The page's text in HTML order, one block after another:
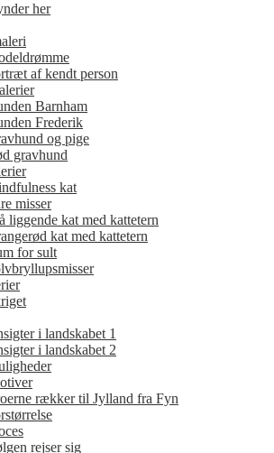
her
af kendt person
Barnham
Frederik
og pige
gravhund
kat
misser
liggende kat med kattetern
kat med kattetern
for sult
i landskabet 1
i landskabet 2
rækker til Jylland fra Fyn
rejser sig